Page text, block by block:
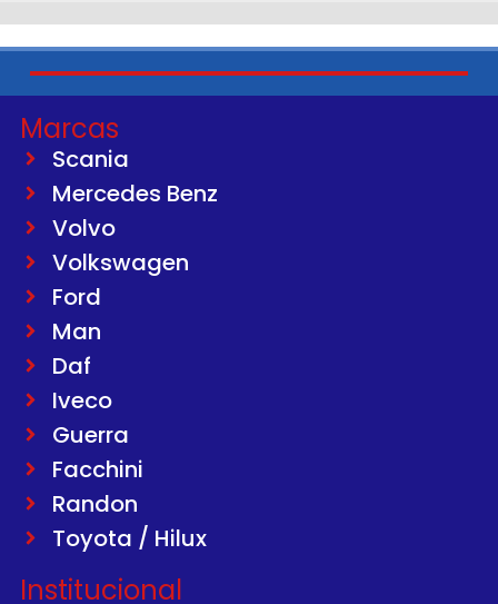
Marcas
Scania
Mercedes Benz
Volvo
Volkswagen
Ford
Man
Daf
Iveco
Guerra
Facchini
Randon
Toyota / Hilux
Institucional